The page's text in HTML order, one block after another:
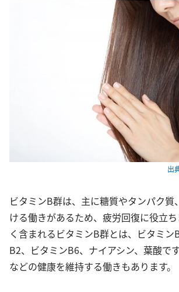
出
ビタミンB群は、主に糖質やタンパク質
ける働きがあるため、疲労回復に役立
く含まれるビタミンB群とは、ビタミン
B2、ビタミンB6、ナイアシン、葉酸で
などの健康を維持する働きもあります。